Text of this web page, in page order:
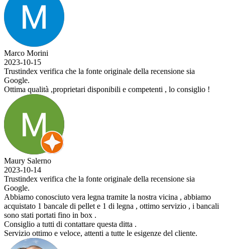
Marco Morini
2023-10-15
Trustindex verifica che la fonte originale della recensione sia
Google.
Ottima qualità ,proprietari disponibili e competenti , lo consiglio !
Maury Salerno
2023-10-14
Trustindex verifica che la fonte originale della recensione sia
Google.
Abbiamo conosciuto vera legna tramite la nostra vicina , abbiamo
acquistato 1 bancale di pellet e 1 di legna , ottimo servizio , i bancali
sono stati portati fino in box .
Consiglio a tutti di contattare questa ditta .
Servizio ottimo e veloce, attenti a tutte le esigenze del cliente.